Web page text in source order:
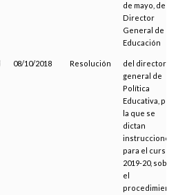
de mayo, del
Director
General de
Educación
08/10/2018 Resolución
del director
general de
Política
Educativa, por
la que se
dictan
instrucciones
para el curso
2019-20, sobre
el
procedimiento